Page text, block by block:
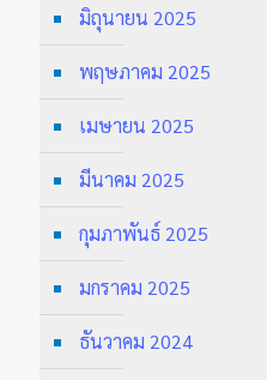
มิถุนายน 2025
พฤษภาคม 2025
เมษายน 2025
มีนาคม 2025
กุมภาพันธ์ 2025
มกราคม 2025
ธันวาคม 2024